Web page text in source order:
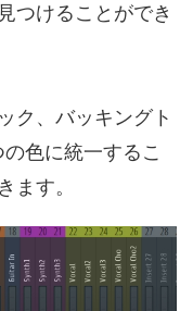
つけることができ
ク、バッキングト
色に統一するこ
ます。